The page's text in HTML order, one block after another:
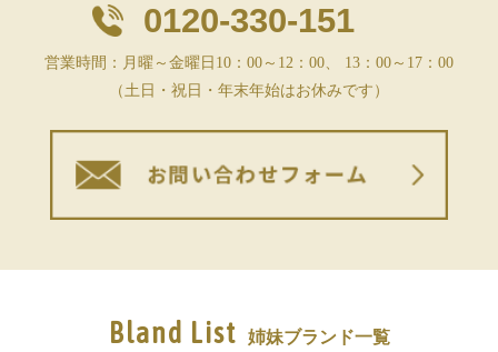
0120-330-151
営業時間：月曜～金曜日10：00～12：00、 13：00～17：00
（土日・祝日・年末年始はお休みです）
Bland List 姉妹ブランド一覧